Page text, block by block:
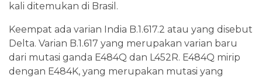
kali ditemukan di Brasil.
Keempat ada varian India B.1.617.2 atau yang disebut
Delta. Varian B.1.617 yang merupakan varian baru
dari mutasi ganda E484Q dan L452R. E484Q mirip
dengan E484K, yang merupakan mutasi yang